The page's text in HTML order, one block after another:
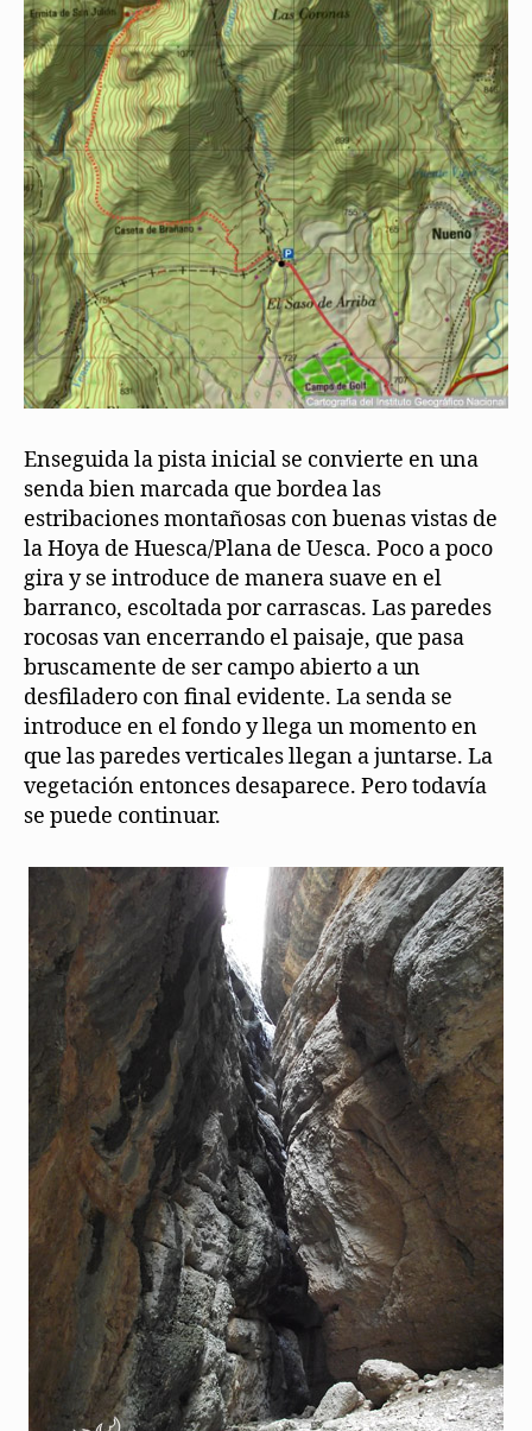
Enseguida la pista inicial se convierte en una
senda bien marcada que bordea las
estribaciones montañosas con buenas vistas de
la Hoya de Huesca/Plana de Uesca. Poco a poco
gira y se introduce de manera suave en el
barranco, escoltada por carrascas. Las paredes
rocosas van encerrando el paisaje, que pasa
bruscamente de ser campo abierto a un
desfiladero con final evidente. La senda se
introduce en el fondo y llega un momento en
que las paredes verticales llegan a juntarse. La
vegetación entonces desaparece. Pero todavía
se puede continuar.